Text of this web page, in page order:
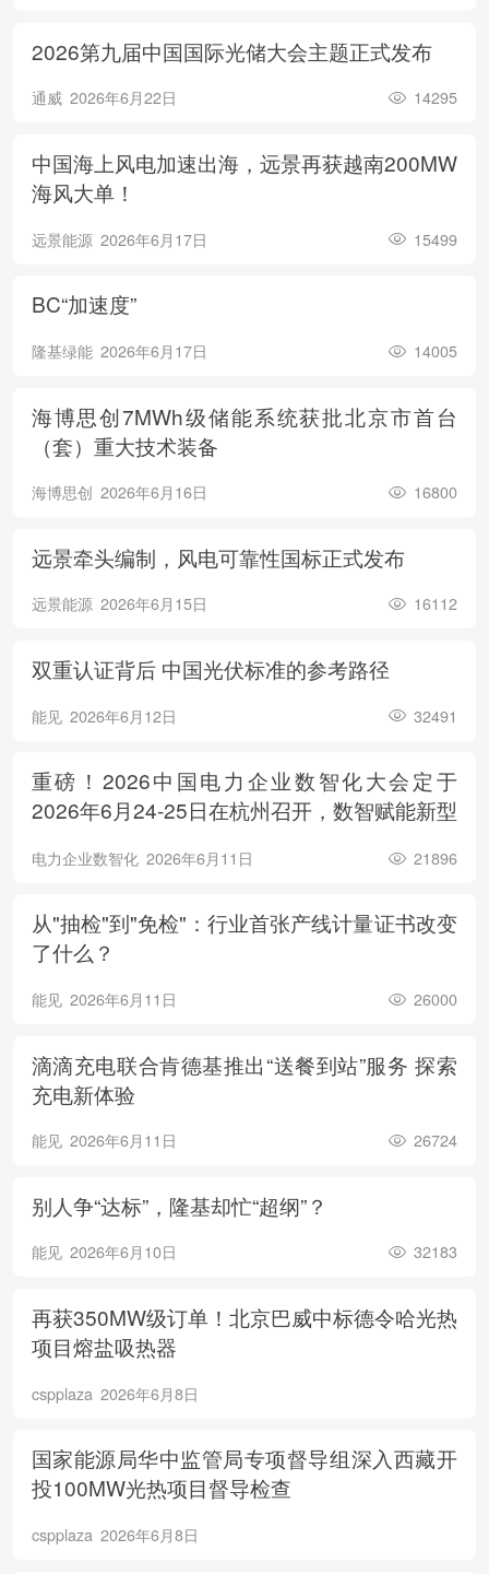
2026第九届中国国际光储大会主题正式发布
通威 2026年6月22日 14295
中国海上风电加速出海，远景再获越南200MW
海风大单！
远景能源 2026年6月17日 15499
BC“加速度”
隆基绿能 2026年6月17日 14005
海博思创7MWh级储能系统获批北京市首台
（套）重大技术装备
海博思创 2026年6月16日 16800
远景牵头编制，风电可靠性国标正式发布
远景能源 2026年6月15日 16112
双重认证背后 中国光伏标准的参考路径
能见 2026年6月12日 32491
重磅！2026中国电力企业数智化大会定于
2026年6月24-25日在杭州召开，数智赋能新型
电力企业数智化 2026年6月11日 21896
从"抽检"到"免检"：行业首张产线计量证书改变
了什么？
能见 2026年6月11日 26000
滴滴充电联合肯德基推出“送餐到站”服务 探索
充电新体验
能见 2026年6月11日 26724
别人争“达标”，隆基却忙“超纲”？
能见 2026年6月10日 32183
再获350MW级订单！北京巴威中标德令哈光热
项目熔盐吸热器
cspplaza 2026年6月8日
国家能源局华中监管局专项督导组深入西藏开
投100MW光热项目督导检查
cspplaza 2026年6月8日